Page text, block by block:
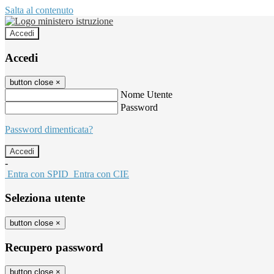
Salta al contenuto
Accedi
Accedi
button close ×
Nome Utente
Password
Password dimenticata?
-
Entra con SPID Entra con CIE
Seleziona utente
button close ×
Recupero password
button close ×